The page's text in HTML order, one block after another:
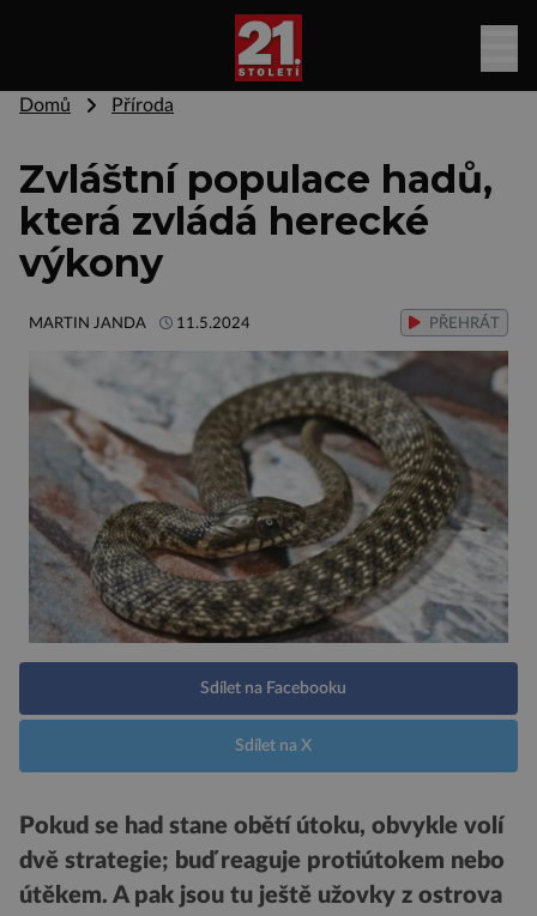
Domů Příroda
Zvláštní populace hadů,
která zvládá herecké
výkony
MARTIN JANDA 11.5.2024 PŘEHRÁT
Sdílet na Facebooku
Sdílet na X
Pokud se had stane obětí útoku, obvykle volí
dvě strategie; buď reaguje protiútokem nebo
útěkem. A pak jsou tu ještě užovky z ostrova